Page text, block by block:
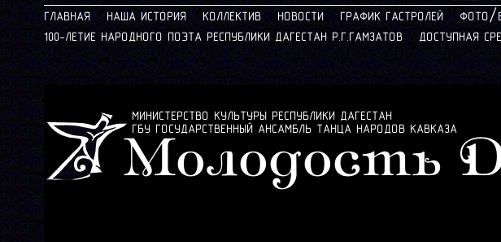
ГЛАВНАЯ НАША ИСТОРИЯ КОЛЛЕКТИВ НОВОСТИ ГРАФИК ГАСТРОЛЕЙ ФОТО/
100-ЛЕТИЕ НАРОДНОГО ПОЭТА РЕСПУБЛИКИ ДАГЕСТАН Р.Г.ГАМЗАТОВ
ДОСТУПНАЯ
МИНИСТЕРСТВО КУЛЬТУРЫ РЕСПУБЛИКИ ДАГЕСТАН
ГБУ ГОСУДАРСТВЕННЫЙ АНСАМБЛЬ ТАНЦА НАРОДОВ КАВКАЗА
Молодость